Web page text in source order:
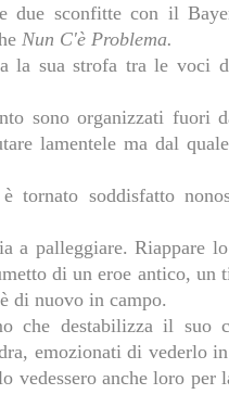
due sconfitte con il
Nun C'è Problema.
la sua strofa tra le voci
sono organizzati fuori
lamentele ma dal
è tornato soddisfatto
a palleggiare. Riappare
di un eroe antico, un
di nuovo in campo.
che destabilizza il suo
emozionati di vederlo
vedessero anche loro per